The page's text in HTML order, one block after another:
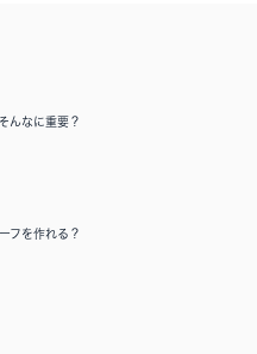
んなに重要？
フを作れる？